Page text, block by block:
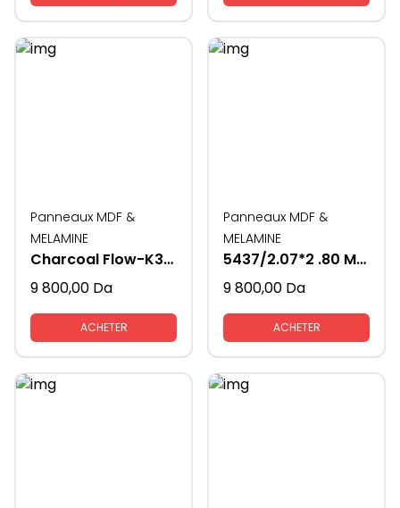
Panneaux MDF &
MELAMINE
Charcoal Flow-K353-16MM
9 800,00 Da
ACHETER
Panneaux MDF &
MELAMINE
5437/2.07*2 .80 MM-16mm
9 800,00 Da
ACHETER